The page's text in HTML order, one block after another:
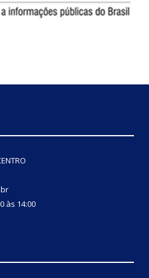
às 14:00